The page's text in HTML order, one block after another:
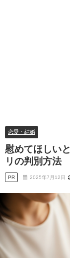
恋愛・結婚
慰めてほしい
リの判別方法
PR 2025年7月12日